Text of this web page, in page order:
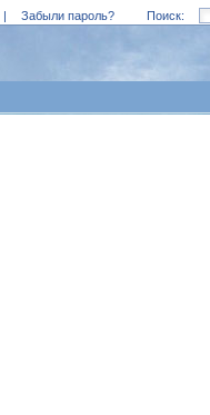
| Забыли пароль? Поиск: